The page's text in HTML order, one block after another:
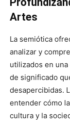
Artes
La semiótica
analizar y
utilizados en
de significado
desapercibidas.
entender cómo
cultura y la